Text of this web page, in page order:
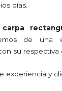
días.
carpa
de una
su respectiva
experiencia y